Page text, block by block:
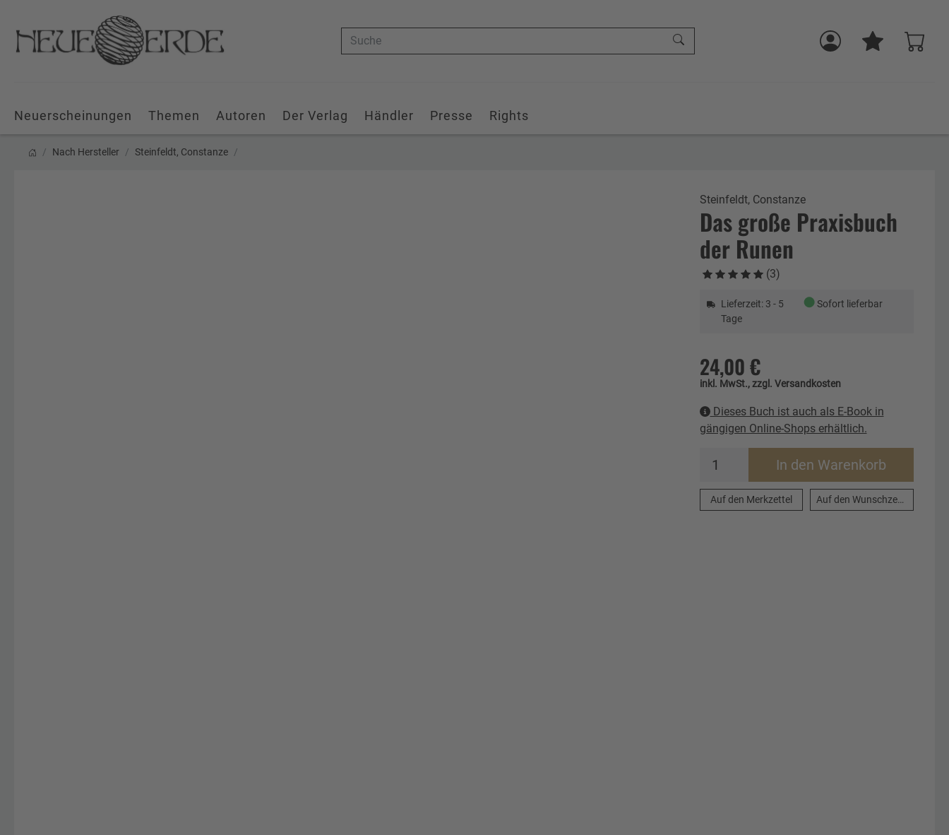
Suche
Neuerscheinungen Themen Autoren Der Verlag Händler Presse Rights
Nach Hersteller Steinfeldt, Constanze
Steinfeldt, Constanze
Das große Praxisbuch
der Runen
(3)
Lieferzeit: 3 - 5
Tage
●Sofort lieferbar
24,00 €
inkl. MwSt., zzgl. Versandkosten
Dieses Buch ist auch als E-Book in
gängigen Online-Shops erhältlich.
In den Warenkorb
Auf den Merkzettel Auf den Wunschzettel